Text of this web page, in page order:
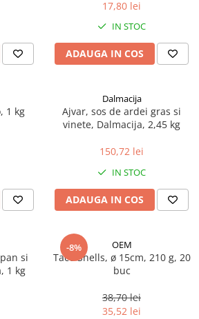
Nordului
Pacific
la rece
17,80 lei
IN STOC
ADAUGA IN COS
1 kg
Dalmacija
Ajvar, sos de ardei gras si
vinete, Dalmacija, 2,45 kg
150,72 lei
IN STOC
ADAUGA IN COS
si
1 kg
-8% OEM
Taco Shells, ø 15cm, 210 g, 20
buc
38,70 lei
35,52 lei